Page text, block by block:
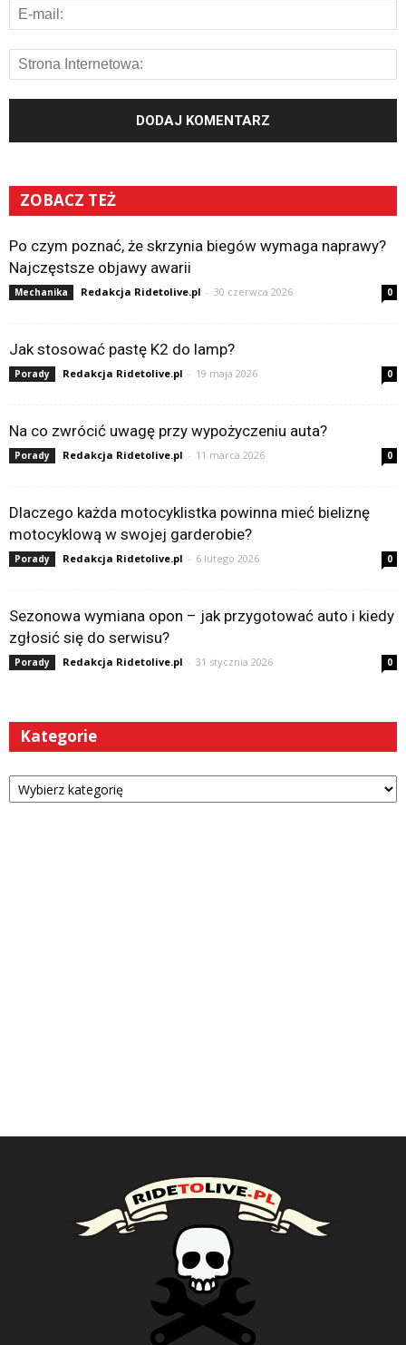
ZOBACZ TEŻ
Po czym poznać, że skrzynia biegów wymaga naprawy?
Najczęstsze objawy awarii
Mechanika Redakcja Ridetolive.pl - 30 czerwca 2026 0
Jak stosować pastę K2 do lamp?
Porady Redakcja Ridetolive.pl - 19 maja 2026 0
Na co zwrócić uwagę przy wypożyczeniu auta?
Porady Redakcja Ridetolive.pl - 11 marca 2026 0
Dlaczego każda motocyklistka powinna mieć bieliznę
motocyklową w swojej garderobie?
Porady Redakcja Ridetolive.pl - 6 lutego 2026 0
Sezonowa wymiana opon – jak przygotować auto i kiedy
zgłosić się do serwisu?
Porady Redakcja Ridetolive.pl - 31 stycznia 2026 0
Kategorie
Kategorie